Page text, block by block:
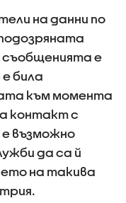
на данни по
съобщенията е
била
към момента
контакт с
възможно
да са й
на такива